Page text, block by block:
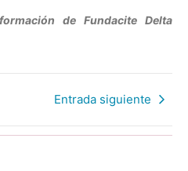
de Fundacite Delta
Entrada siguiente